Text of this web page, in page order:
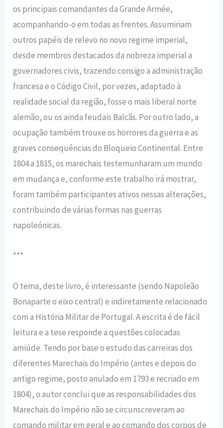
os principais comandantes da Grande Armée,
acompanhando-o em todas as frentes. Assumiriam
outros papéis de relevo no novo regime imperial,
desde membros destacados da nobreza imperial a
governadores civis, trazendo consigo a administração
francesa e o Código Civil, por vezes, adaptado à
realidade social da região, fosse o mais liberal norte
alemão, ou os ainda feudais Balcãs. Por outro lado, a
ocupação também trouxe os horrores da guerra e as
graves consequências do Bloqueio Continental. Entre
1804 a 1815, os marechais testemunharam um mundo
em mudança e, conforme este trabalho irá mostrar,
foram também participantes ativos nessas alterações,
contribuindo de várias formas nas guerras
napoleónicas.
***
O tema, deste livro, é interessante (sendo Napoleão
Bonaparte o eixo central) e indiretamente relacionado
com a História Militar de Portugal. A escrita é de fácil
leitura e a tese responde a questões colocadas
amiúde. Tendo por base o estudo das carreiras dos
diferentes Marechais do Império (antes e depois do
antigo regime, posto anulado em 1793 e recriado em
1804), o autor conclui que as responsabilidades dos
Marechais do Império não se circunscreveram ao
comando militar em geral e ao comando dos corpos de